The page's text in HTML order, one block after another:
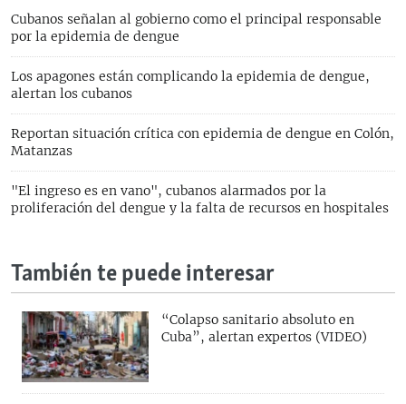
Cubanos señalan al gobierno como el principal responsable
por la epidemia de dengue
Los apagones están complicando la epidemia de dengue,
alertan los cubanos
Reportan situación crítica con epidemia de dengue en Colón,
Matanzas
"El ingreso es en vano", cubanos alarmados por la
proliferación del dengue y la falta de recursos en hospitales
También te puede interesar
“Colapso sanitario absoluto en
Cuba”, alertan expertos (VIDEO)